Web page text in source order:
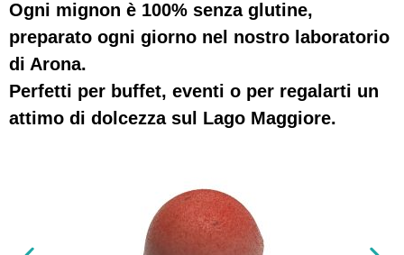
Ogni mignon è 100% senza glutine,
preparato ogni giorno nel nostro laboratorio
di Arona.
Perfetti per buffet, eventi o per regalarti un
attimo di dolcezza sul Lago Maggiore.